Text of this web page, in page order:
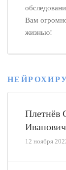
Вам
жизнью!
Плетнёв
Иванович
12 ноября